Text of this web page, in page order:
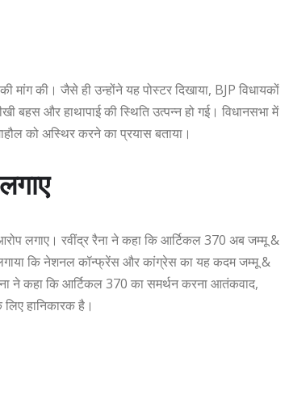
की। जैसे ही उन्होंने यह पोस्टर दिखाया, BJP विधायकों
बहस और हाथापाई की स्थिति उत्पन्न हो गई। विधानसभा में
को अस्थिर करने का प्रयास बताया।
लगाए। रवींद्र रैना ने कहा कि आर्टिकल 370 अब जम्मू &
कि नेशनल कॉन्फ्रेंस और कांग्रेस का यह कदम जम्मू &
ने कहा कि आर्टिकल 370 का समर्थन करना आतंकवाद,
हानिकारक है।